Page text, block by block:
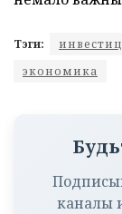
Тэги:
экономика
каналы